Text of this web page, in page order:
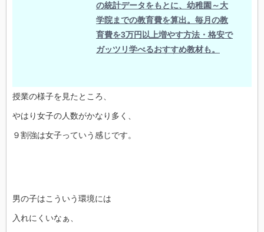
の統計データをもとに、幼稚園～大
学院までの教育費を算出。毎月の教
育費を3万円以上増やす方法・格安で
ガッツリ学べるおすすめ教材も。
授業の様子を見たところ、
やはり女子の人数がかなり多く、
９割強は女子っていう感じです。
男の子はこういう環境には
入れにくいなぁ、